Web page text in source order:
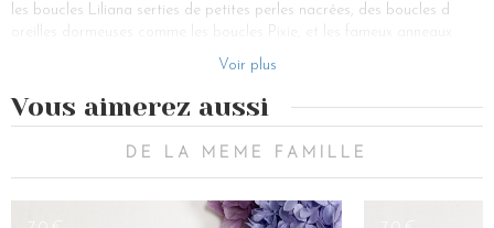
les boucles Liliana serties de petites perles nacrées, des boucles d
originaux, la gamme des boucles Maria dans laquelle se trouve les
fameuses boucles Noa. Vous pouvez également l’assortir avec une de
nos nouvelles barrettes à strass composées de métaux précieux, les
fabuleux cristaux de Swarovski. De véritables pierres fines ! Laissez-
vous tenter par les boucles Noa, déclinaison parfaite des boucles
les occasions. Vous avez la possibilité de choisir le violet parfait qui
Voir plus
Vous aimerez aussi
DE LA MEME FAMILLE